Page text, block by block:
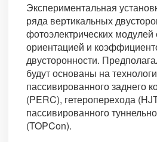
Экспериментальная
ряда вертикальных
фотоэлектрических модулей
ориентацией и
двусторонности.
будут основаны на
пассивированного заднего
(PERC), гетероперехода
пассивированного
(TOPCon).